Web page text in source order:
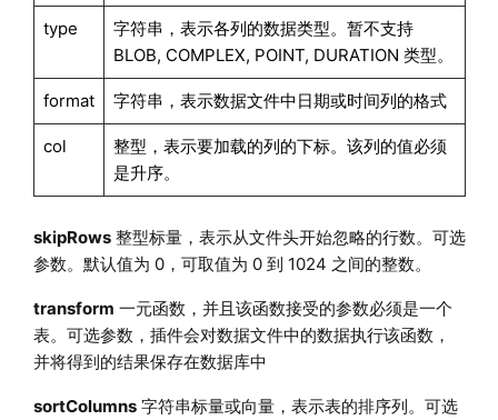
type
字符串，表示各列的数据类型。暂不支持
BLOB, COMPLEX, POINT, DURATION 类型。
format 字符串，表示数据文件中日期或时间列的格式
col
整型，表示要加载的列的下标。该列的值必须
是升序。
skipRows整型标量，表示从文件头开始忽略的行数。可选
参数。默认值为 0，可取值为 0 到 1024 之间的整数。
transform 一元函数，并且该函数接受的参数必须是一个
表。可选参数，插件会对数据文件中的数据执行该函数，
并将得到的结果保存在数据库中
sortColumns字符串标量或向量，表示表的排序列。可选